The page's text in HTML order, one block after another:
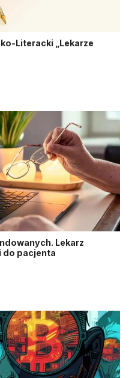
Literacki „Lekarze
Lekarz
do pacjenta